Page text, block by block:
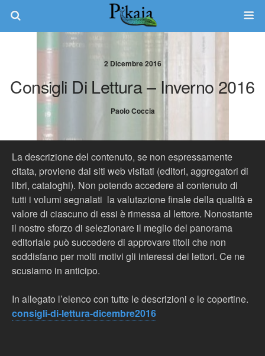
2 Dicembre 2016
Consigli Di Lettura – Inverno 2016
Paolo Coccia
La descrizione del contenuto, se non espressamente
citata, proviene dai siti web visitati (editori, aggregatori di
libri, cataloghi). Non potendo accedere al contenuto di
tutti i volumi segnalati la valutazione finale della qualità e
valore di ciascuno di essi è rimessa al lettore. Nonostante
il nostro sforzo di selezionare il meglio del panorama
editoriale può succedere di approvare titoli che non
soddisfano per molti motivi gli interessi dei lettori. Ce ne
scusiamo in anticipo.
In allegato l’elenco con tutte le descrizioni e le copertine.
consigli-di-lettura-dicembre2016